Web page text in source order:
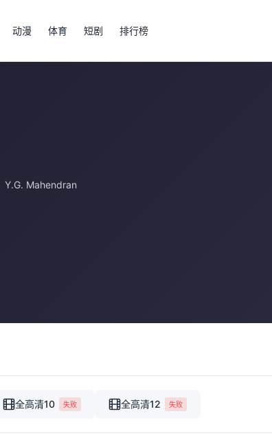
动漫 体育 短剧 排行榜
Y.G. Mahendran
全高清10 失败 全高清12 失败